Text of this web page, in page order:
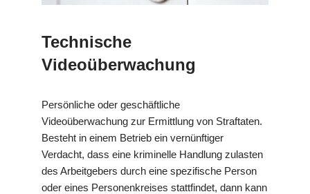
Technische
Videoüberwachung
Persönliche oder geschäftliche
Videoüberwachung zur Ermittlung von Straftaten.
Besteht in einem Betrieb ein vernünftiger
Verdacht, dass eine kriminelle Handlung zulasten
des Arbeitgebers durch eine spezifische Person
oder eines Personenkreises stattfindet, dann kann